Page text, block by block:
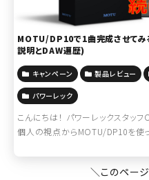
MOTU/DP10で1曲完成させてみ
説明とDAW遍歴)
キャンペーン 製品レビュー
パワーレック
こんにちは！ パワーレックスタッ
個人の視点からMOTU/DP10を使
＼このペー